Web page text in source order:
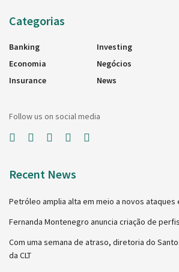
Categorias
Banking
Economia
Insurance
Investing
Negócios
News
Follow us on social media
Recent News
Petróleo amplia alta em meio a novos ataques
Fernanda Montenegro anuncia criação de
Com uma semana de atraso, diretoria do
da CLT